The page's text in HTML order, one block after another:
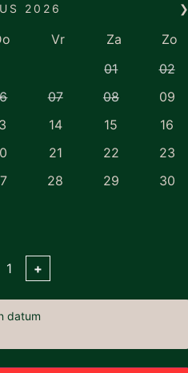
❯
2026
Vr Za
Zo
01
02
07 08
09
14 15
16
21 22
23
28 29
30
+
datum